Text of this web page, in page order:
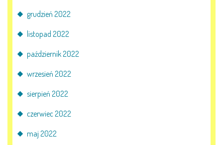
grudzień 2022
listopad 2022
październik 2022
wrzesień 2022
sierpień 2022
czerwiec 2022
maj 2022